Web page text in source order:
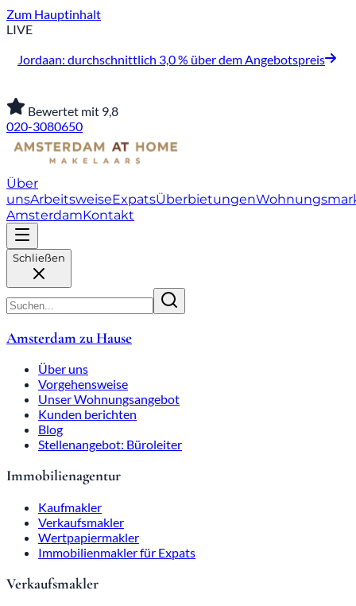
Zum Hauptinhalt
LIVE
Jordaan: durchschnittlich 3,0 % über dem Angebotspreis
Bewertet mit 9,8
020-3080650
Über
unsArbeitsweiseExpatsÜberbietungen
AmsterdamKontakt
Schließen
Amsterdam zu Hause
Über uns
Vorgehensweise
Unser Wohnungsangebot
Kunden berichten
Blog
Stellenangebot: Büroleiter
Immobilienagentur
Kaufmakler
Verkaufsmakler
Wertpapiermakler
Immobilienmakler für Expats
Verkaufsmakler